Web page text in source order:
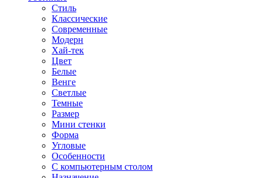
Стиль
Классические
Современные
Модерн
Хай-тек
Цвет
Белые
Венге
Светлые
Темные
Размер
Мини стенки
Форма
Угловые
Особенности
С компьютерным столом